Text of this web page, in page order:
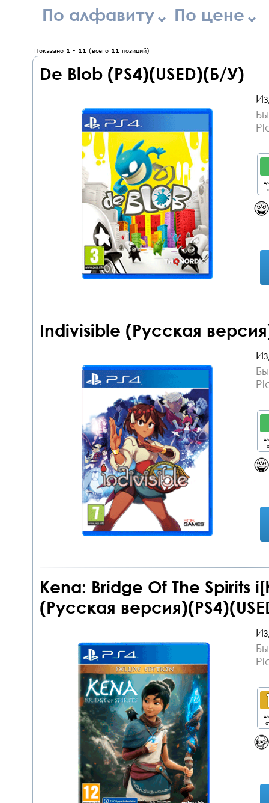
По алфавиту По цене
Показано 1 - 11 (всего 11 позиций)
De Blob (PS4)(USED)(Б/У)
Indivisible (Русская
Kena: Bridge Of The Spirits
(Русская